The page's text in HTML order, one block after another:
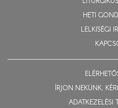
HETI
LELKISÉGI
ÍRJON NEKÜNK,
ADATKEZELÉSI